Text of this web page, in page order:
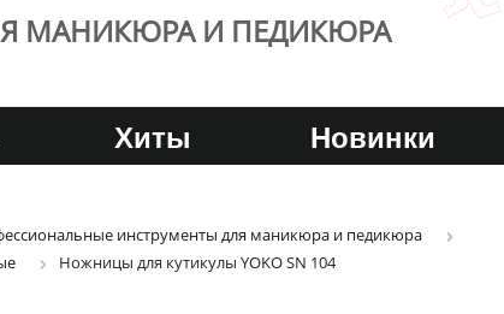
МАНИКЮРА И ПЕДИКЮРА
Хиты Новинки
инструменты для маникюра и педикюра
Ножницы для кутикулы YOKO SN 104